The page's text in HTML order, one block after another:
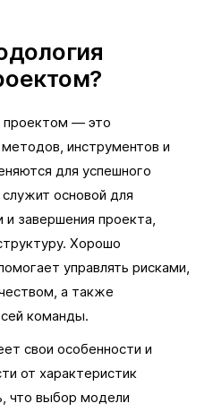
проектом — это
инструментов и
для успешного
основой для
и завершения проекта,
Хорошо
управлять рисками,
а также
команды.
свои особенности и
от характеристик
что выбор модели